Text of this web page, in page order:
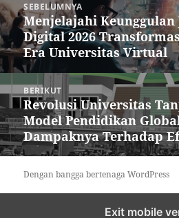
pos SEBELUMNYA
Pos
sebelumnya:
Menjelajahi Keunggulan
Digital 2026
Era Universitas Virtual
BERIKUT
Pos
berikutnya:
Revolusi Universitas
Model Pendidikan
Dampaknya Terhadap
Dengan bangga bertenaga WordPress
Exit mobile